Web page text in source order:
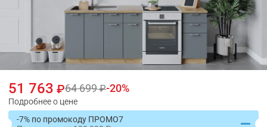
51 763 64 699 20
Подробнее о цене
-7% по промокоду ПРОМО7